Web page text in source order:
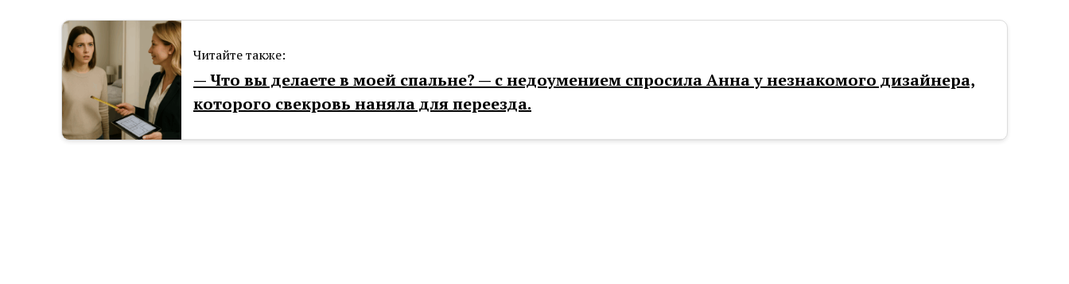
Читайте также:
— Что вы делаете в моей спальне? — с недоумением спросила Анна у незнакомого дизайнера,
которого свекровь наняла для переезда.